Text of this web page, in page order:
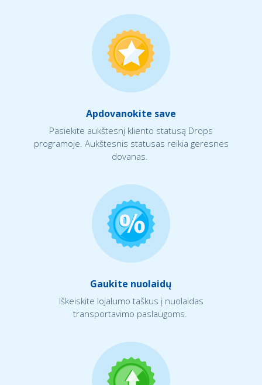
Apdovanokite save
Pasiekite aukštesnį kliento statusą Drops
programoje. Aukštesnis statusas reikia geresnes
dovanas.
Gaukite nuolaidų
Iškeiskite lojalumo taškus į nuolaidas
transportavimo paslaugoms.